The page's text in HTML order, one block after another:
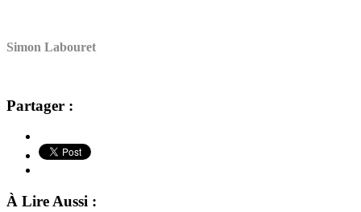
Simon Labouret
Partager :
À Lire Aussi :